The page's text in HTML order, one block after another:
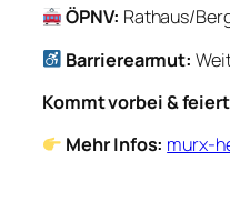
ÖPNV: Rathaus/
Barrierearmut:
Kommt vorbei &
Mehr Infos: murx-